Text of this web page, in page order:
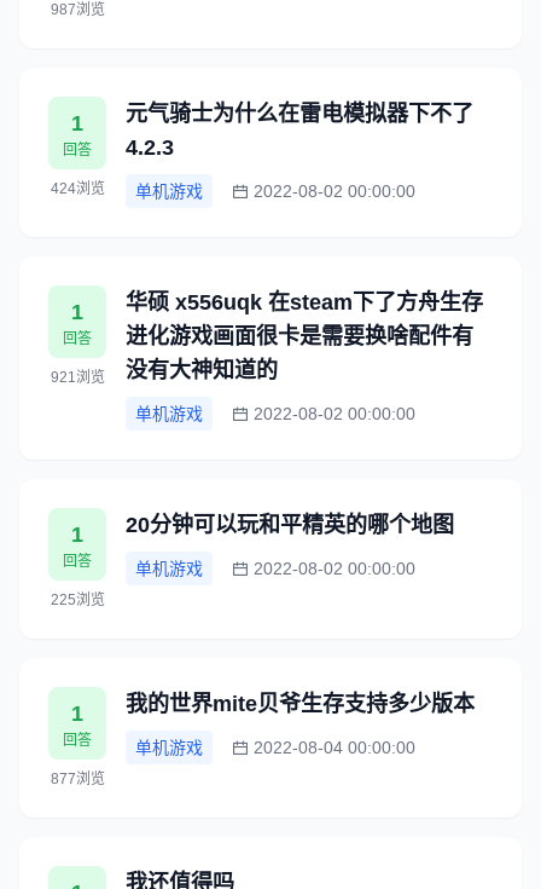
987浏览
1
回答
424浏览
元气骑士为什么在雷电模拟器下不了
4.2.3
单机游戏 2022-08-02 00:00:00
1
回答
921浏览
华硕 x556uqk 在steam下了方舟生存
进化游戏画面很卡是需要换啥配件有
没有大神知道的
单机游戏 2022-08-02 00:00:00
1
回答
225浏览
20分钟可以玩和平精英的哪个地图
单机游戏 2022-08-02 00:00:00
1
回答
877浏览
我的世界mite贝爷生存支持多少版本
单机游戏 2022-08-04 00:00:00
我还值得吗